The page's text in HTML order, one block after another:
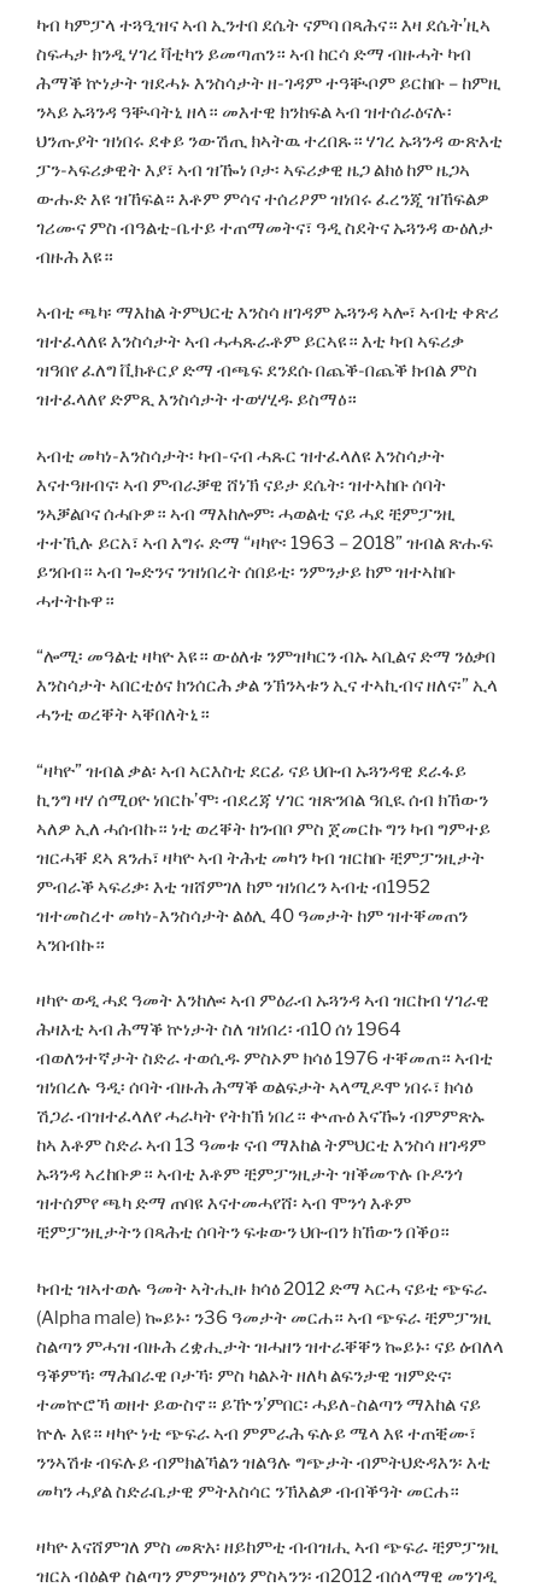
ካብ ካምፓላ ተጓዒዝና ኣብ ኢንተበ ደሴት ናምባ በጻሕና። እዛ ደሴት’ዚኣ
ስፍሓታ ክንዲ ሃገረ ቫቲካን ይመጣጠን። ኣብ ከርሳ ድማ ብዙሓት ካብ
ሕማቕ ኵነታት ዝደሓኑ እንስሳታት ዘ-ገዳም ተዓቚቦም ይርከቡ – ከምዚ
ንኣይ ኡጓንዳ ዓቚባትኒ ዘላ። መእተዊ ክንከፍል ኣብ ዝተሰራዕናሉ፡
ህንጡያት ዝነበሩ ደቀይ ንውሽጢ ክኣትዉ ተረበጹ። ሃገረ ኡጓንዳ ውጽእቲ
ፓን-ኣፍሪቃዊት እያ፣ ኣብ ዝዀነ ቦታ፡ ኣፍሪቃዊ ዜጋ ልክዕ ከም ዜጋኣ
ውሑድ እዩ ዝኸፍል። እቶም ምሳና ተሰሪዖም ዝነበሩ ፈረንጂ ዝኸፍልዎ
ገሪሙና ምስ ብዓልቲ-ቤተይ ተጠማመትና፣ ዓዲ ስደትና ኡጓንዳ ውዕለታ
ብዙሕ እዩ።
ኣብቲ ጫካ፡ ማእከል ትምህርቲ እንስሳ ዘገዳም ኡጓንዳ ኣሎ፣ ኣብቲ ቀጽሪ
ዝተፈላለዩ እንስሳታት ኣብ ሓሓጹራቶም ይርኣዩ። እቲ ካብ ኣፍሪቃ
ዝዓበየ ፈለግ ቪክቶርያ ድማ ብጫፍ ደንደሱ በጨቕ-በጨቕ ክብል ምስ
ዝተፈላለየ ድምጺ እንስሳታት ተወሃሂዱ ይስማዕ።
ኣብቲ መካነ-እንስሳታት፡ ካብ-ናብ ሓጹር ዝተፈላለዩ እንስሳታት
እናተዓዘብና፡ ኣብ ምብራቓዊ ሸነኽ ናይታ ደሴት፡ ዝተኣከቡ ሰባት
ንኣቓልቦና ሰሓቡዎ። ኣብ ማእከሎም፡ ሓወልቲ ናይ ሓደ ቺምፓንዚ
ተተኺሉ ይርአ፣ ኣብ እግሩ ድማ “ዛካዮ፡ 1963 – 2018” ዝብል ጽሑፍ
ይንበብ። ኣብ ጐድንና ንዝነበረት ሰበይቲ፡ ንምንታይ ከም ዝተኣከቡ
ሓተትኩዋ።
“ሎሚ፡ መዓልቲ ዛካዮ እዩ። ውዕለቱ ንምዝካርን ብኡ ኣቢልና ድማ ንዕቃበ
እንስሳታት ኣበርቲዕና ክንሰርሕ ቃል ንኽንኣቱን ኢና ተኣኪብና ዘለና፡” ኢላ
ሓንቲ ወረቐት ኣቐበለትኒ።
“ዛካዮ” ዝብል ቃል፡ ኣብ ኣርእስቲ ደርፊ ናይ ህቡብ ኡጓንዳዊ ደራፋይ
ኪንግ ዛሃ ሰሚዐዮ ነበርኩ’ሞ፡ ብደረጃ ሃገር ዝጽንበል ዓቢዪ ሰብ ክኸውን
ኣለዎ ኢለ ሓሰብኩ። ነቲ ወረቐት ከንብቦ ምስ ጀመርኩ ግን ካብ ግምተይ
ዝርሓቐ ደኣ ጸንሐ፣ ዛካዮ ኣብ ትሕቲ መካን ካብ ዝርከቡ ቺምፓንዚታት
ምብራቕ ኣፍሪቃ፡ እቲ ዝሸምገለ ከም ዝነበረን ኣብቲ ብ1952
ዝተመስረተ መካነ-እንስሳታት ልዕሊ 40 ዓመታት ከም ዝተቐመጠን
ኣንበብኩ።
ዛካዮ ወዲ ሓደ ዓመት እንከሎ፡ ኣብ ምዕራብ ኡጓንዳ ኣብ ዝርከብ ሃገራዊ
ሕዛእቲ ኣብ ሕማቕ ኵነታት ስለ ዝነበረ፡ ብ10 ሰነ 1964
ብወለንተኛታት ስድራ ተወሲዱ ምስኦም ክሳዕ 1976 ተቐመጠ። ኣብቲ
ዝነበረሉ ዓዲ፡ ሰባት ብዙሕ ሕማቕ ወልፍታት ኣላሚዶሞ ነበሩ፣ ክሳዕ
ሽጋራ ብዝተፈላለየ ሓራካት የትክኽ ነበረ። ቍጡዕ እናዀነ ብምምጽኡ
ከኣ እቶም ስድራ ኣብ 13 ዓመቱ ናብ ማእከል ትምህርቲ እንስሳ ዘገዳም
ኡጓንዳ ኣረከቡዎ። ኣብቲ እቶም ቺምፓንዚታት ዝቕመጥሉ ቡዶንጎ
ዝተሰምየ ጫካ ድማ ጠባዩ እናተመሓየሸ፡ ኣብ ሞንጎ እቶም
ቺምፓንዚታትን በጻሕቲ ሰባትን ፍቱውን ህቡብን ክኸውን በቕዐ።
ካብቲ ዝኣተወሉ ዓመት ኣትሒዙ ክሳዕ 2012 ድማ ኣርሓ ናይቲ ጭፍራ
(Alpha male) ኰይኑ፡ ን36 ዓመታት መርሐ። ኣብ ጭፍራ ቺምፓንዚ
ስልጣን ምሓዝ ብዙሕ ረቋሒታት ዝሓዘን ዝተራቐቐን ኰይኑ፡ ናይ ዕብለላ
ዓቕምኻ፡ ማሕበራዊ ቦታኻ፡ ምስ ካልኦት ዘለካ ልፍንታዊ ዝምድና፡
ተመኵሮኻ ወዘተ ይውስኖ። ይዅን’ምበር፡ ሓይለ-ስልጣን ማእከል ናይ
ኵሉ እዩ። ዛካዮ ነቲ ጭፍራ ኣብ ምምራሕ ፍሉይ ሜላ እዩ ተጠቒሙ፣
ንንኣሽቱ ብፍሉይ ብምክልኻልን ዝልዓሉ ግጭታት ብምትህድዳእን፡ እቲ
መካን ሓያል ስድራቤታዊ ምትእስሳር ንኽእልዎ ብብቕዓት መርሐ።
ዛካዮ እናሸምገለ ምስ መጽአ፡ ዘይከምቲ ብብዝሒ ኣብ ጭፍራ ቺምፓንዚ
ዝርአ ብዕልዋ ስልጣን ምምንዛዕን ምስኣንን፡ ብ2012 ብሰላማዊ መንገዲ